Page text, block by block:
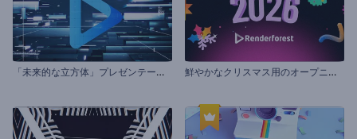
「
未来的な立方体」プレゼンテーション 鮮
やかなクリスマス用のオープニング動画